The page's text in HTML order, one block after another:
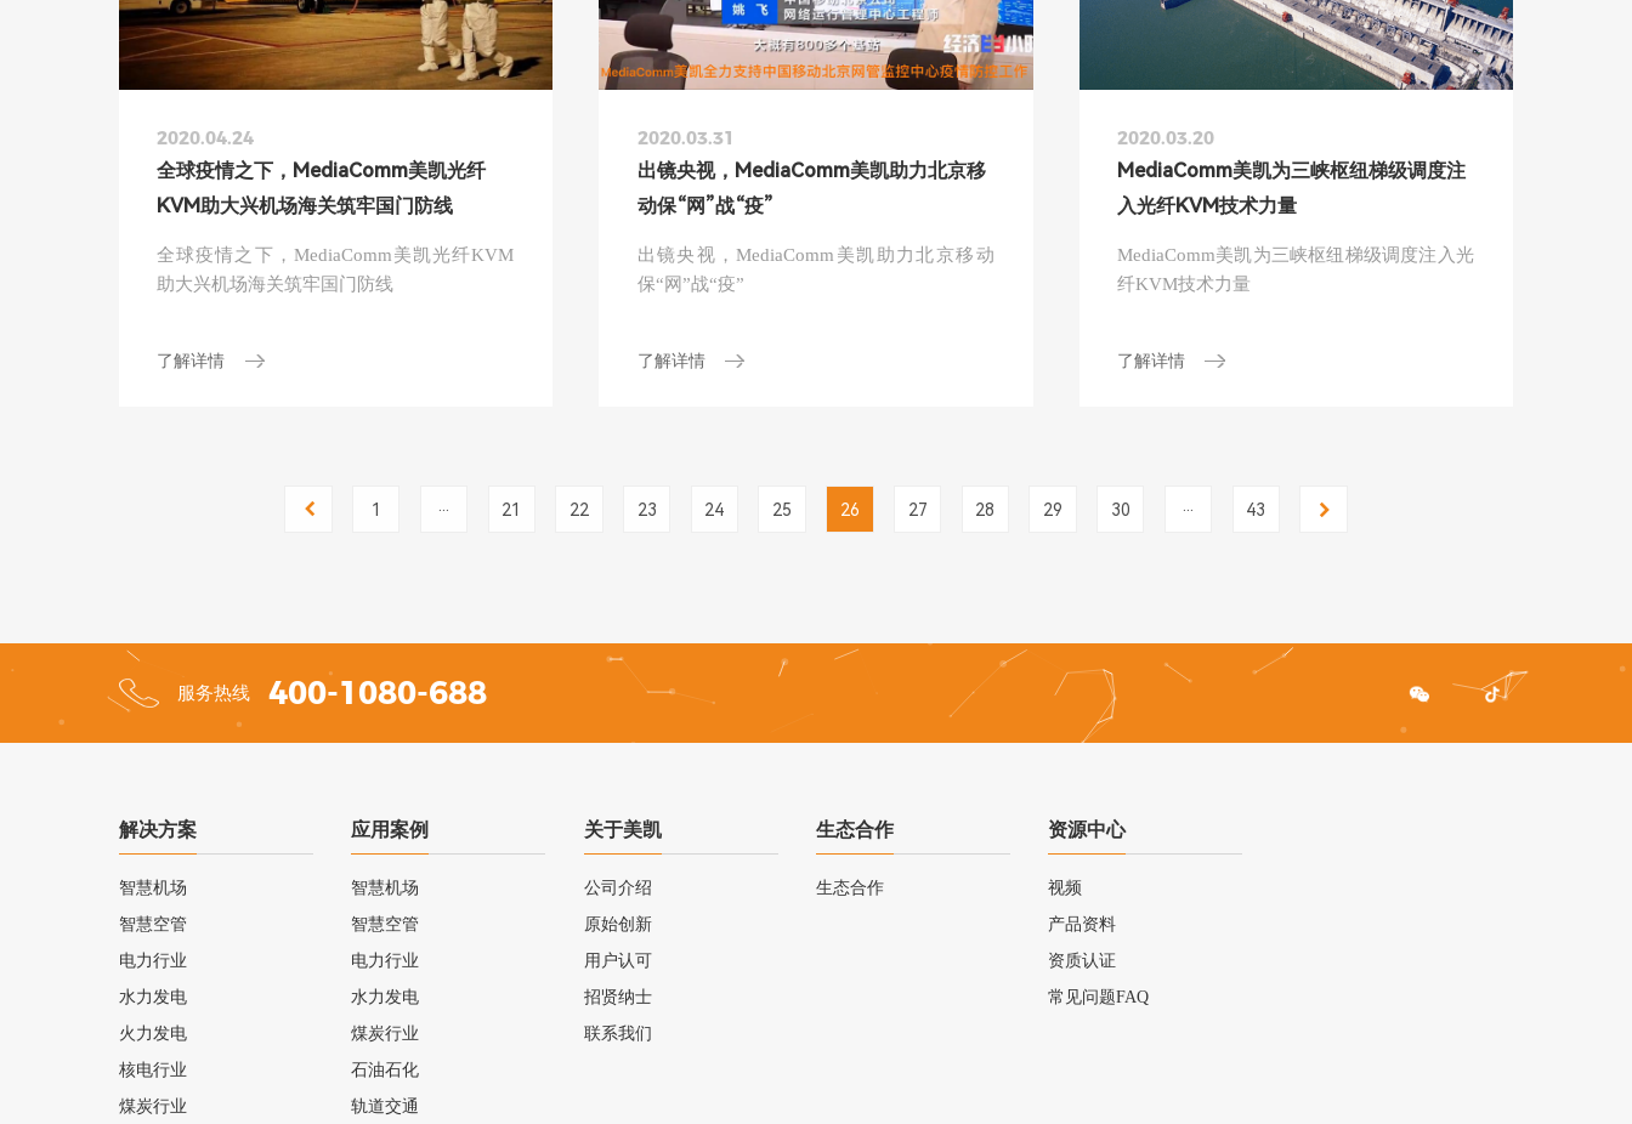
2020.04.24
全球疫情之下，MediaComm美凯光纤
KVM助大兴机场海关筑牢国门防线
全球疫情之下，MediaComm美凯光纤KVM
助大兴机场海关筑牢国门防线
了解详情
2020.03.31
出镜央视，MediaComm美凯助力北京移
动保“网”战“疫”
出镜央视，MediaComm美凯助力北京移动
保“网”战“疫”
了解详情
2020.03.20
MediaComm美凯为三峡枢纽梯级调度注
入光纤KVM技术力量
MediaComm美凯为三峡枢纽梯级调度注入光
纤KVM技术力量
了解详情
1 ... 21 22 23 24 25 26 27 28 29 30 ... 43
服务热线 400-1080-688
解决方案
智慧机场
智慧空管
电力行业
水力发电
火力发电
核电行业
煤炭行业
应用案例
智慧机场
智慧空管
电力行业
水力发电
煤炭行业
石油石化
轨道交通
关于美凯
公司介绍
原始创新
用户认可
招贤纳士
联系我们
生态合作
生态合作
资源中心
视频
产品资料
资质认证
常见问题FAQ